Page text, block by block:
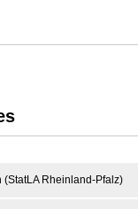
(StatLA Rheinland-Pfalz)